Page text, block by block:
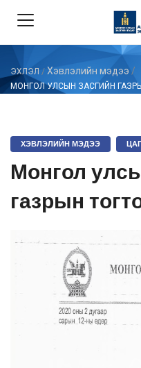
ЭХЛЭЛ / Хэвлэлийн мэдээ /
МОНГОЛ УЛСЫН ЗАСГИЙН
ХЭВЛЭЛИЙН МЭДЭЭ
Монгол
газрын